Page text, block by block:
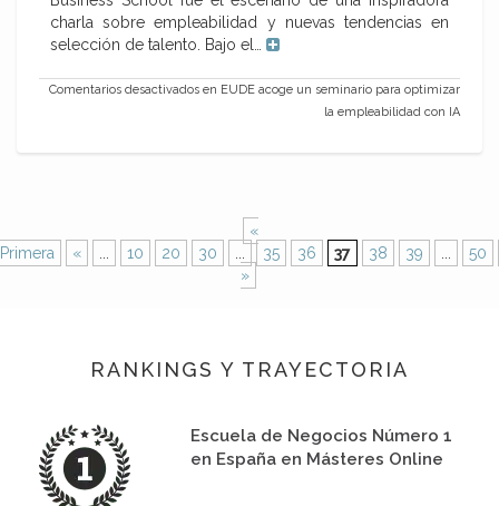
charla sobre empleabilidad y nuevas tendencias en
selección de talento. Bajo el…
Comentarios desactivados en EUDE acoge un seminario para optimizar
la empleabilidad con IA
«
Primera
« 10 20 30 35 36 37 38 39
50
»
RANKINGS Y TRAYECTORIA
Escuela de Negocios Número 1
en España en Másteres Online